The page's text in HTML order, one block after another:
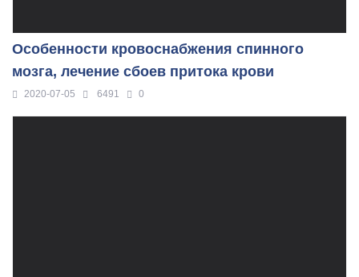
Особенности кровоснабжения спинного
мозга, лечение сбоев притока крови
2020-07-05 6491 0